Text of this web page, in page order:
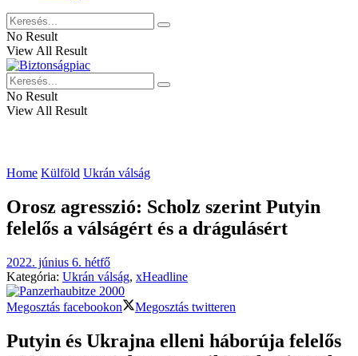
No Result
View All Result
No Result
View All Result
Home Külföld Ukrán válság
Orosz agresszió: Scholz szerint Putyin
felelős a válságért és a drágulásért
2022. június 6. hétfő
Kategória: Ukrán válság, xHeadline
Megosztás facebookon Megosztás twitteren
Putyin és Ukrajna elleni háborúja felelős